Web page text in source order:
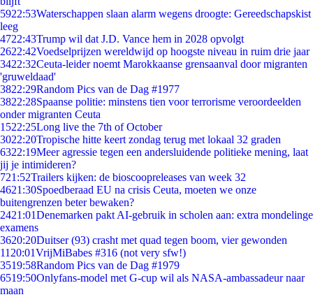
5922:53Waterschappen slaan alarm wegens droogte: Gereedschapskist
leeg
4722:43Trump wil dat J.D. Vance hem in 2028 opvolgt
2622:42Voedselprijzen wereldwijd op hoogste niveau in ruim drie jaar
3422:32Ceuta-leider noemt Marokkaanse grensaanval door migranten
'gruweldaad'
3822:29Random Pics van de Dag #1977
3822:28Spaanse politie: minstens tien voor terrorisme veroordeelden
onder migranten Ceuta
1522:25Long live the 7th of October
3022:20Tropische hitte keert zondag terug met lokaal 32 graden
6322:19Meer agressie tegen een andersluidende politieke mening, laat
jij je intimideren?
721:52Trailers kijken: de bioscoopreleases van week 32
4621:30Spoedberaad EU na crisis Ceuta, moeten we onze
buitengrenzen beter bewaken?
2421:01Denemarken pakt AI-gebruik in scholen aan: extra mondelinge
examens
3620:20Duitser (93) crasht met quad tegen boom, vier gewonden
11 20:01VrijMiBabes #316 (not very sfw!)
3519:58Random Pics van de Dag #1979
6519:50Onlyfans-model met G-cup wil als NASA-ambassadeur naar
maan